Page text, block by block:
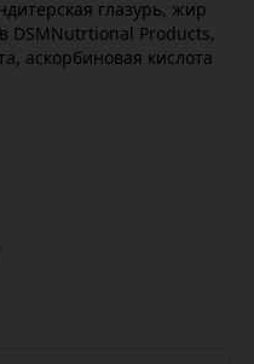
глазурь, жир
DSMNutrtional Products,
аскорбиновая кислота